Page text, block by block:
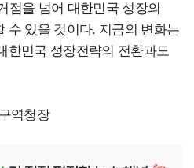
점을 넘어 대한민국 성장의
수 있을 것이다. 지금의 변화는
한민국 성장전략의 전환과도
역청장